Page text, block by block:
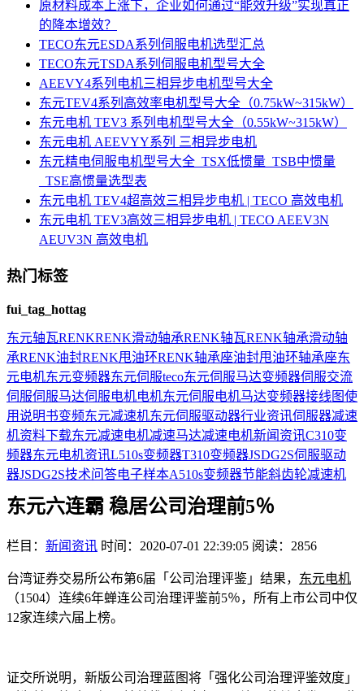
原材料成本上涨下，企业如何通过“能效升级”实现真正
的降本增效？
TECO东元ESDA系列伺服电机选型汇总
TECO东元TSDA系列伺服电机型号大全
AEEVY4系列电机三相异步电机型号大全
东元TEV4系列高效率电机型号大全（0.75kW~315kW）
东元电机 TEV3 系列电机型号大全（0.55kW~315kW）
东元电机 AEEVYY系列 三相异步电机
东元精电伺服电机型号大全_TSX低惯量_TSB中惯量
_TSE高惯量选型表
东元电机 TEV4超高效三相异步电机 | TECO 高效电机
东元电机 TEV3高效三相异步电机 | TECO AEEV3N
AEUV3N 高效电机
热门标签
fui_tag_hottag
东元轴瓦RENKRENK滑动轴承RENK轴瓦RENK轴承滑动轴
承RENK油封RENK甩油环RENK轴承座油封甩油环轴承座东
元电机东元变频器东元伺服teco东元伺服马达变频器伺服交流
伺服伺服马达伺服电机电机东元伺服电机马达变频器接线图使
用说明书变频东元减速机东元伺服驱动器行业资讯伺服器减速
机资料下载东元减速电机减速马达减速电机新闻资讯C310变
频器东元电机资讯L510s变频器T310变频器JSDG2S伺服驱动
器JSDG2S技术问答电子样本A510s变频器节能斜齿轮减速机
东元六连霸 稳居公司治理前5％
栏目： 新闻资讯 时间：2020-07-01 22:39:05 阅读：2856
台湾证券交易所公布第6届「公司治理评鉴」结果， 东元电机
（1504）连续6年蝉连公司治理评鉴前5％，所有上市公司中仅
12家连续六届上榜。
证交所说明，新版公司治理蓝图将「强化公司治理评鉴效度」